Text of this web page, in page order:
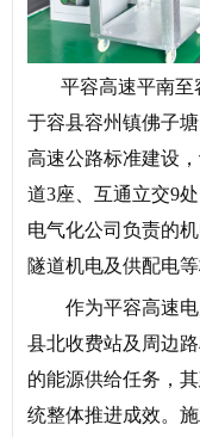
平容高速平南至
于容县容州镇佛子
高速公路标准建设
道3座、互通立交9
电气化公司负责的
隧道机电及供配电等
作为平容高速
县北收费站及周边
的能源供给任务，
统整体推进成效。